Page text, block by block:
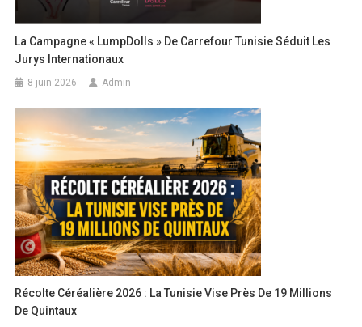
La Campagne « LumpDolls » De Carrefour Tunisie Séduit Les
Jurys Internationaux
8 juin 2026 Admin
Récolte Céréalière 2026 : La Tunisie Vise Près De 19 Millions
De Quintaux